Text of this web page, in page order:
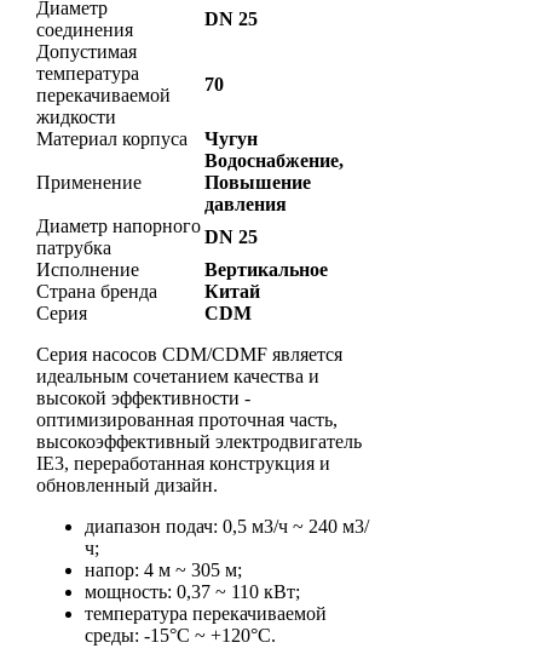
Диаметр
соединения
DN 25
Допустимая
температура
перекачиваемой
жидкости
70
Материал корпуса Чугун
Применение
Водоснабжение,
Повышение
давления
Диаметр напорного
патрубка
DN 25
Исполнение
Вертикальное
Страна бренда
Китай
Серия
CDM
Серия насосов CDM/CDMF является
идеальным сочетанием качества и
высокой эффективности -
оптимизированная проточная часть,
высокоэффективный электродвигатель
IE3, переработанная конструкция и
обновленный дизайн.
диапазон подач: 0,5 м3/ч ~ 240 м3/
ч;
напор: 4 м ~ 305 м;
мощность: 0,37 ~ 110 кВт;
температура перекачиваемой
среды: -15°С ~ +120°С.